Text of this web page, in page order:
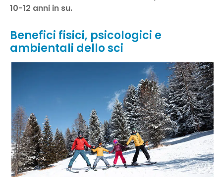
10-12 anni in su.
Benefici fisici, psicologici e
ambientali dello sci